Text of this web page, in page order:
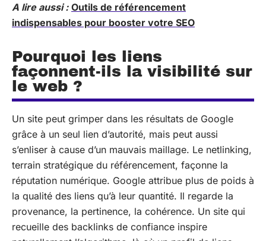
A lire aussi : Outils de référencement
indispensables pour booster votre SEO
Pourquoi les liens
façonnent-ils la visibilité sur
le web ?
Un site peut grimper dans les résultats de Google
grâce à un seul lien d’autorité, mais peut aussi
s’enliser à cause d’un mauvais maillage. Le netlinking,
terrain stratégique du référencement, façonne la
réputation numérique. Google attribue plus de poids à
la qualité des liens qu’à leur quantité. Il regarde la
provenance, la pertinence, la cohérence. Un site qui
recueille des backlinks de confiance inspire